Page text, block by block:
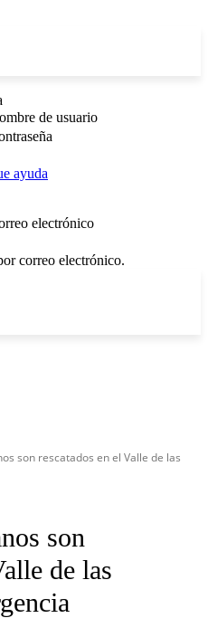
de usuario
ayuda
electrónico
correo electrónico.
son rescatados en el Valle de las
son
de las